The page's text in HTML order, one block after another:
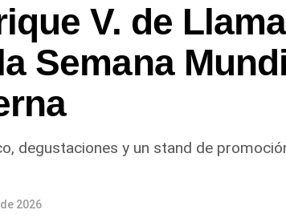
V. de
Semana
degustaciones y un stand de
2026